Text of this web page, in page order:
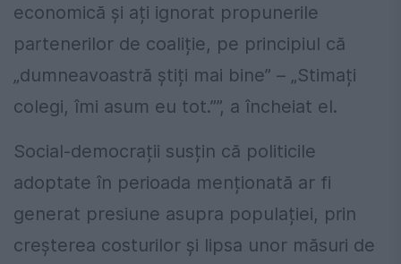
economică și ați ignorat propunerile
partenerilor de coaliție, pe principiul că
„dumneavoastră știți mai bine” – „Stimați
colegi, îmi asum eu tot.””, a încheiat el.
Social-democrații susțin că politicile
adoptate în perioada menționată ar fi
generat presiune asupra populației, prin
creșterea costurilor și lipsa unor măsuri de